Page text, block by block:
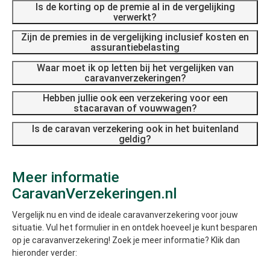
Is de korting op de premie al in de vergelijking
verwerkt?
Zijn de premies in de vergelijking inclusief kosten en
assurantiebelasting
Waar moet ik op letten bij het vergelijken van
caravanverzekeringen?
Hebben jullie ook een verzekering voor een
stacaravan of vouwwagen?
Is de caravan verzekering ook in het buitenland
geldig?
Meer informatie
CaravanVerzekeringen.nl
Vergelijk nu en vind de ideale caravanverzekering voor jouw
situatie. Vul het formulier in en ontdek hoeveel je kunt besparen
op je caravanverzekering! Zoek je meer informatie? Klik dan
hieronder verder: